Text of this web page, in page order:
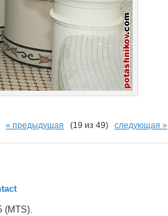
« предыдущая (19 из 49) следующая »
(MTS).